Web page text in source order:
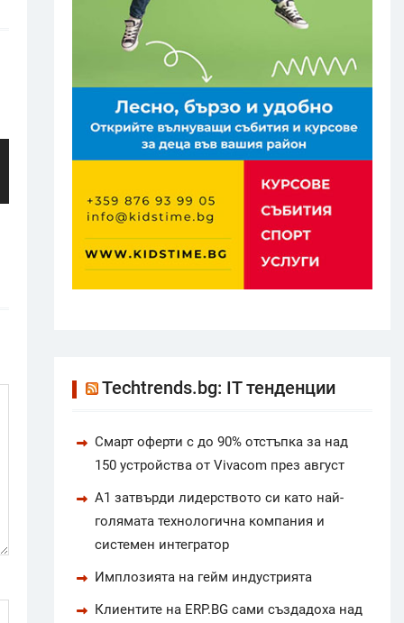
Techtrends.bg: IT тенденции
Смарт оферти с до 90% отстъпка за над
150 устройства от Vivacom през август
А1 затвърди лидерството си като най-
голямата технологична компания и
системен интегратор
Имплозията на гейм индустрията
Клиентите на ERP.BG сами създадоха над